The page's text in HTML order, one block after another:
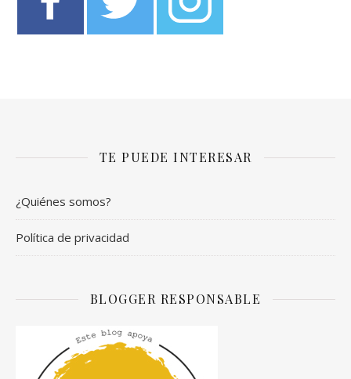
TE PUEDE INTERESAR
¿Quiénes somos?
Política de privacidad
BLOGGER RESPONSABLE